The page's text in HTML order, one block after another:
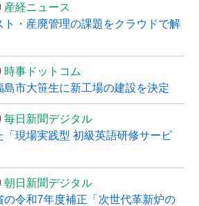
産経ニュース
ト・産廃管理の課題をクラウドで解
時事ドットコム
島市大笹生に新工場の建設を決定
毎日新聞デジタル
現場実践型 初級英語研修サービ
朝日新聞デジタル
の令和7年度補正「次世代革新炉の